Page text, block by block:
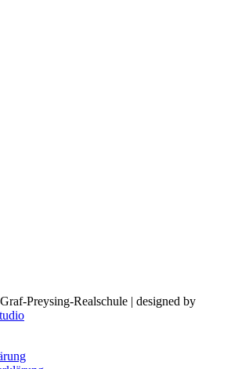
Preysing-Realschule | designed by